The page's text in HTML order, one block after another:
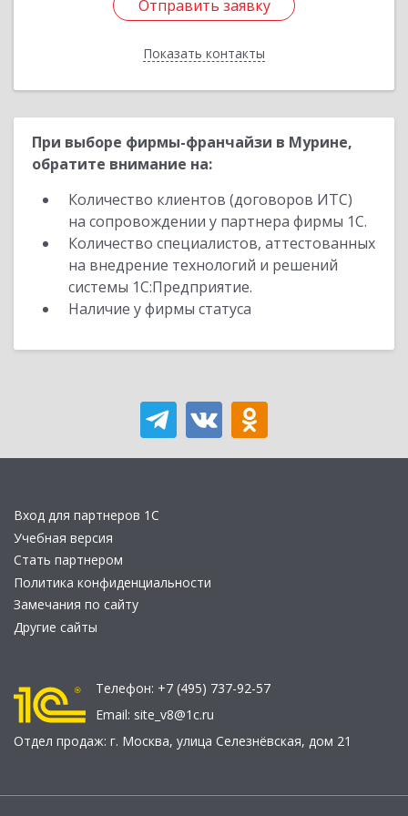
Отправить заявку
Показать контакты
Отправить заявку
Назад
При выборе фирмы-франчайзи в Мурине,
обратите внимание на:
Количество клиентов (договоров ИТС)
на сопровождении у партнера фирмы 1С.
Количество специалистов, аттестованных
на внедрение технологий и решений
системы 1С:Предприятие.
Наличие у фирмы статуса
Вход для партнеров 1С
Учебная версия
Стать партнером
Политика конфиденциальности
Замечания по сайту
Другие сайты
Телефон: +7 (495) 737-92-57
Email: site_v8@1c.ru
Отдел продаж: г. Москва, улица Селезнёвская, дом 21